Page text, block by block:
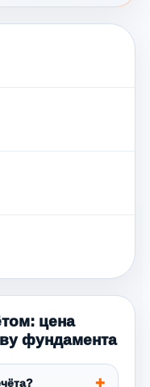
цена
фундамента